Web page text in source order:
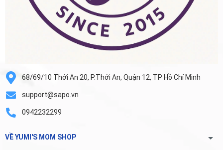
68/69/10 Thới An 20, P.Thới An, Quận 12, TP Hồ Chí Minh
support@sapo.vn
0942232299
VỀ YUMI'S MOM SHOP